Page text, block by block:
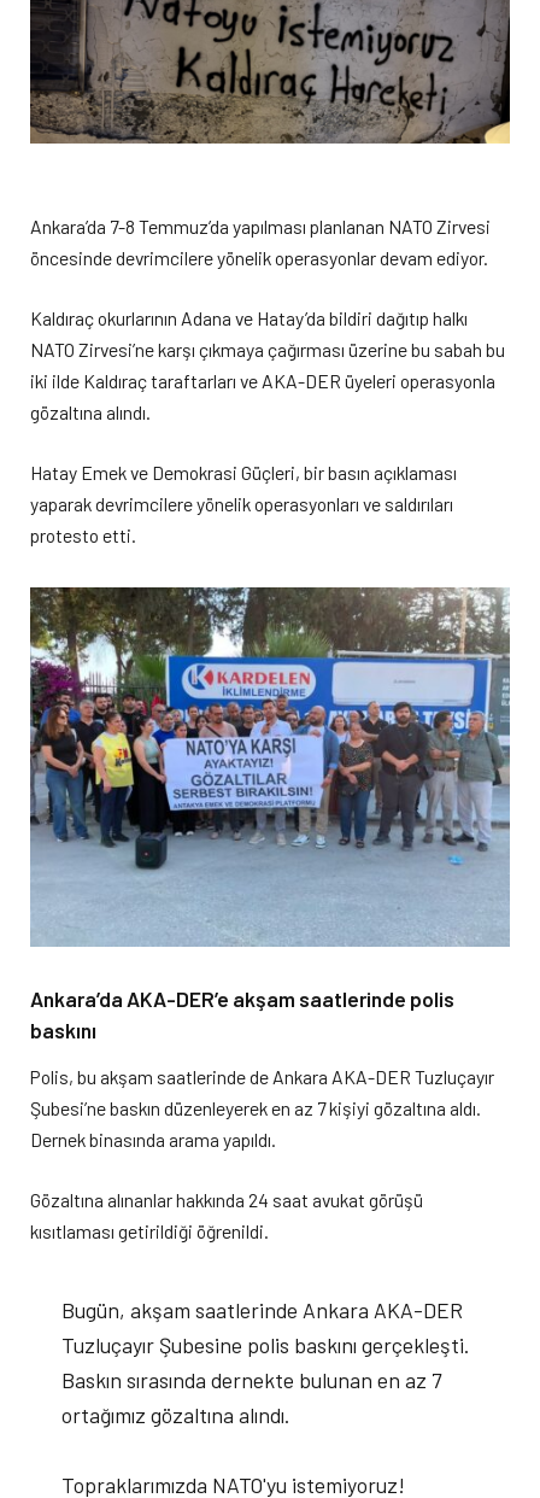
Ankara’da 7-8 Temmuz’da yapılması planlanan NATO Zirvesi
öncesinde devrimcilere yönelik operasyonlar devam ediyor.
Kaldıraç okurlarının Adana ve Hatay’da bildiri dağıtıp halkı
NATO Zirvesi’ne karşı çıkmaya çağırması üzerine bu sabah bu
iki ilde Kaldıraç taraftarları ve AKA-DER üyeleri operasyonla
gözaltına alındı.
Hatay Emek ve Demokrasi Güçleri, bir basın açıklaması
yaparak devrimcilere yönelik operasyonları ve saldırıları
protesto etti.
Ankara’da AKA-DER’e akşam saatlerinde polis
baskını
Polis, bu akşam saatlerinde de Ankara AKA-DER Tuzluçayır
Şubesi’ne baskın düzenleyerek en az 7 kişiyi gözaltına aldı.
Dernek binasında arama yapıldı.
Gözaltına alınanlar hakkında 24 saat avukat görüşü
kısıtlaması getirildiği öğrenildi.
Bugün, akşam saatlerinde Ankara AKA-DER
Tuzluçayır Şubesine polis baskını gerçekleşti.
Baskın sırasında dernekte bulunan en az 7
ortağımız gözaltına alındı.
Topraklarımızda NATO'yu istemiyoruz!